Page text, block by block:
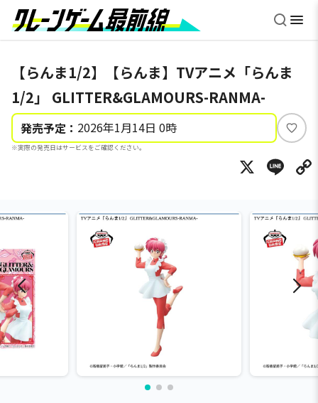
【らんま1/2】【らんま】TVアニメ「らんま
1/2」 GLITTER&GLAMOURS-RANMA-
発売予定： 2026年1月14日 0時
※実際の発売日はサービスをご確認ください。
い
ね
X